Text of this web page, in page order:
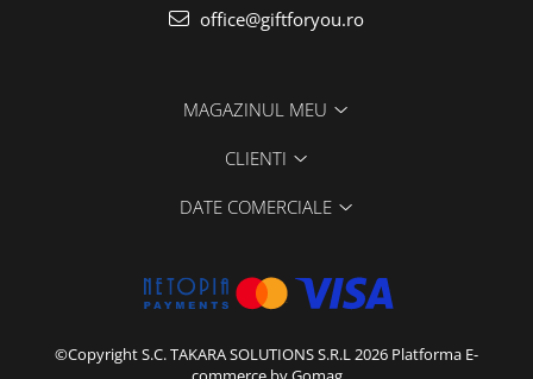
office@giftforyou.ro
MAGAZINUL MEU
CLIENTI
DATE COMERCIALE
©Copyright S.C. TAKARA SOLUTIONS S.R.L 2026 Platforma E-